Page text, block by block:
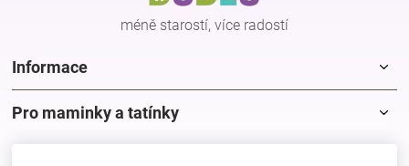
méně starostí, více radostí
Informace
Pro maminky a tatínky